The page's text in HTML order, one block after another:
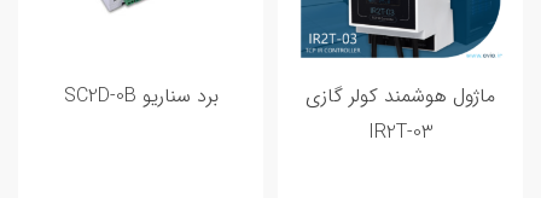
ماژول هوشمند کولر گازی
IR2T-03
برد سناریو SC2D-0B
ورودی خروجی هوشمند